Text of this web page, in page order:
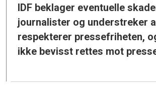
IDF beklager eventuelle
journalister og understreker
respekterer pressefriheten,
ikke bevisst rettes mot